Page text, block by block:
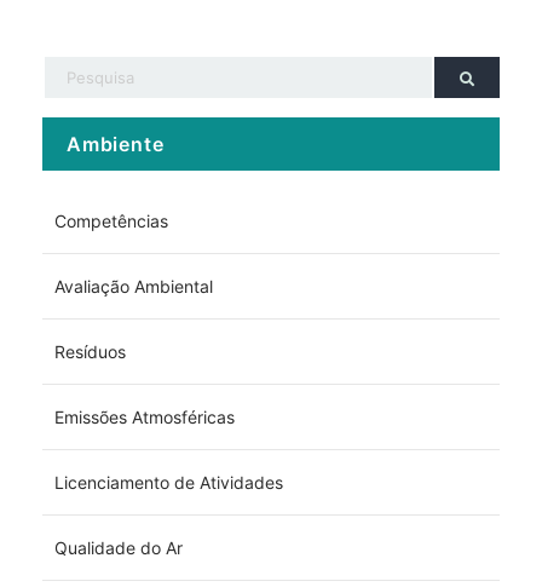
Ambiente
Competências
Avaliação Ambiental
Resíduos
Emissões Atmosféricas
Licenciamento de Atividades
Qualidade do Ar